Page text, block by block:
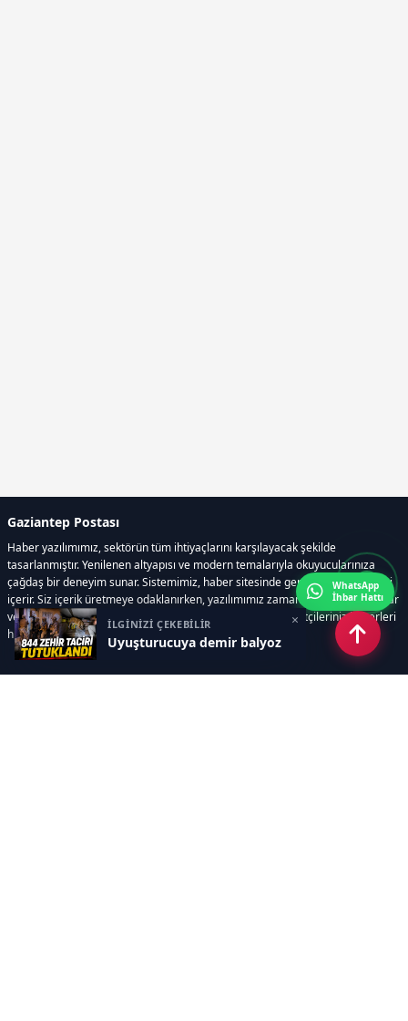
İLGİNİZİ ÇEKEBİLİR
Uyuşturucuya demir balyoz
×
Gaziantep Postası
Haber yazılımımız, sektörün tüm ihtiyaçlarını karşılayacak şekilde
tasarlanmıştır. Yenilenen altyapısı ve modern temalarıyla okuyucularınıza
çağdaş bir deneyim sunar. Sistemimiz, haber sitesinde gerekli tüm modülleri
içerir. Siz içerik üretmeye odaklanırken, yazılımımız zamandan tasarruf sağlar
ve süreçlerinizi kolaylaştırır. Etkili arayüzü sayesinde ziyaretçileriniz haberleri
hızlı ve keyifle takip edebilir.
WhatsApp
İhbar Hattı